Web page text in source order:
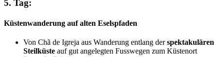
5. Tag:
Küstenwanderung auf alten Eselspfaden
Von Chã de Igreja aus Wanderung entlang derspektakulären
Steilküste auf gut angelegten Fusswegen zum Küstenort